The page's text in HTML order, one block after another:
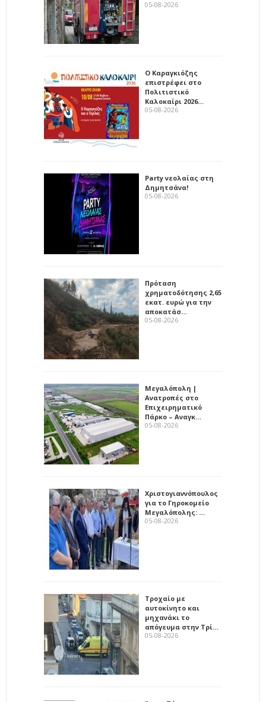
05-08-2026
Ο Καραγκιόζης
επιστρέφει στο
Πολιτιστικό
Καλοκαίρι 2026…
05-08-2026
Party νεολαίας στη
Δημητσάνα!
05-08-2026
Πρόταση
χρηματοδότησης 2,65
εκατ. ευρώ για την
αποκατάσ…
05-08-2026
Μεγαλόπολη |
Ανατροπές στο
Επιχειρηματικό
Πάρκο – Αναγκ…
05-08-2026
Χριστογιαννόπουλος
για το Γηροκομείο
Μεγαλόπολης: …
05-08-2026
Τροχαίο με
αυτοκίνητο και
μηχανάκι το
απόγευμα στην Τρί…
05-08-2026